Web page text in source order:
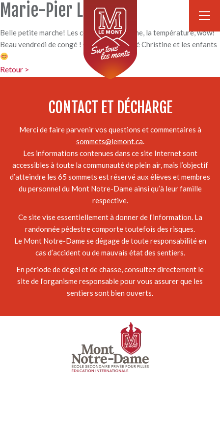
Marie-Pier Langevin
Belle petite marche! Les couleurs d’automne, la température, wow!
Beau vendredi de congé ! On a même croisé Christine et les enfants
Retour >
CONTACT ET DÉCHARGE
Merci de faire parvenir vos questions et commentaires à
sommets@lemont.ca.
Les informations contenues dans ce site Internet sont
accessibles à toute la communauté de plein air, mais l’objectif
d’atteindre les 65 sommets est réservé aux élèves et membres
du personnel du Mont Notre-Dame ainsi qu’à leur famille
respective.
Ce site vise essentiellement à donner de l’information. La
randonnée pédestre comporte toutefois des risques.
Le Mont Notre-Dame se dégage de toute responsabilité en
cas d’accident ou de mauvais état des sentiers.
En période de dégel et de chasse, consultez directement le
site de l’organisme responsable pour vous assurer que les
sentiers sont bien ouverts.